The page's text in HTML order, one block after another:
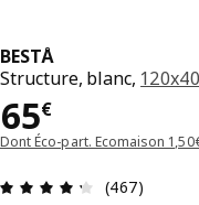
BESTÅ
Structure, blanc,
65€
Prix 65€
Dont Éco-part. Ecomaison
Avis: 4.3
(467)